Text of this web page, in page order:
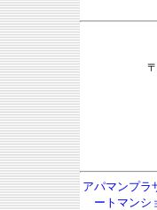
アパマンプラ
ートマンシ